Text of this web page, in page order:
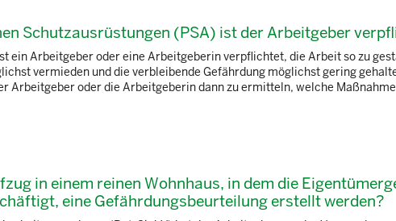
Schutzausrüstungen (PSA) ist der Arbeitgeber
ein Arbeitgeber oder eine Arbeitgeberin verpflichtet, die Arbeit so zu
vermieden und die verbleibende Gefährdung möglichst gering
Arbeitgeber oder die Arbeitgeberin dann zu ermitteln, welche
in einem reinen Wohnhaus, in dem die
eine Gefährdungsbeurteilung erstellt werden?